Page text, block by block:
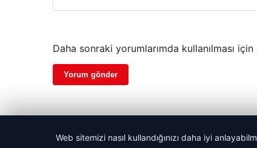
Daha sonraki yorumlarımda kullanılması
© 2026 Gündem Haber Merkezi
Web sitemizi nasıl kullandığınızı daha iyi